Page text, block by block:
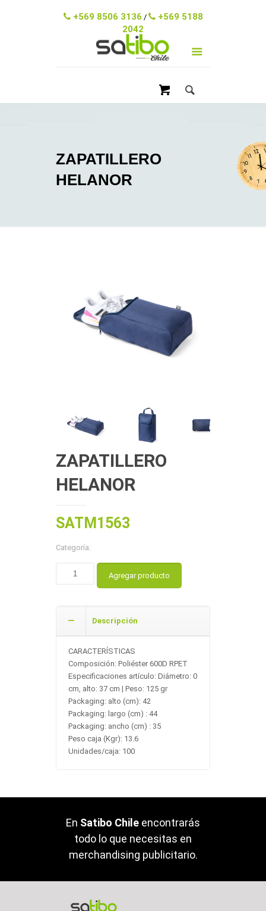
+569 8506 3136 /
+569 5188
2042
ZAPATILLERO
HELANOR
ZAPATILLERO
HELANOR
SATM1563
Categoría:
Agregar producto
Descripción
CARACTERÍSTICAS
Composición: Poliéster 600D RPET
Especificaciones artículo: Diámetro: 0
cm, alto: 37 cm | Peso: 125 gr
Packaging: alto (cm): 42
Packaging: largo (cm) : 44
Packaging: ancho (cm) : 35
Peso caja (Kgr): 13.6
Unidades/caja: 100
En Satibo Chile encontrarás
todo lo que necesitas en
merchandising publicitario.